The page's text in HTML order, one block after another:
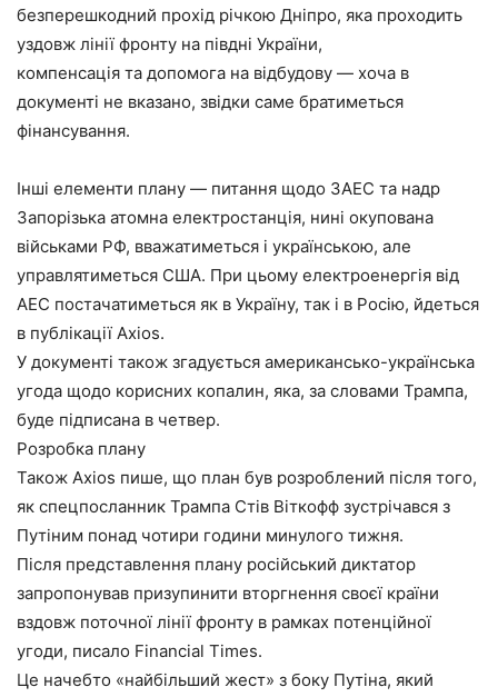
безперешкодний прохід річкою Дніпро, яка проходить
уздовж лінії фронту на півдні України,
компенсація та допомога на відбудову — хоча в
документі не вказано, звідки саме братиметься
фінансування.
Інші елементи плану — питання щодо ЗАЕС та надр
Запорізька атомна електростанція, нині окупована
військами РФ, вважатиметься і українською, але
управлятиметься США. При цьому електроенергія від
АЕС постачатиметься як в Україну, так і в Росію, йдеться
в публікації Axios.
У документі також згадується американсько-українська
угода щодо корисних копалин, яка, за словами Трампа,
буде підписана в четвер.
Розробка плану
Також Axios пише, що план був розроблений після того,
як спецпосланник Трампа Стів Віткофф зустрічався з
Путіним понад чотири години минулого тижня.
Після представлення плану російський диктатор
запропонував призупинити вторгнення своєї країни
вздовж поточної лінії фронту в рамках потенційної
угоди, писало Financial Times.
Це начебто «найбільший жест» з боку Путіна, який